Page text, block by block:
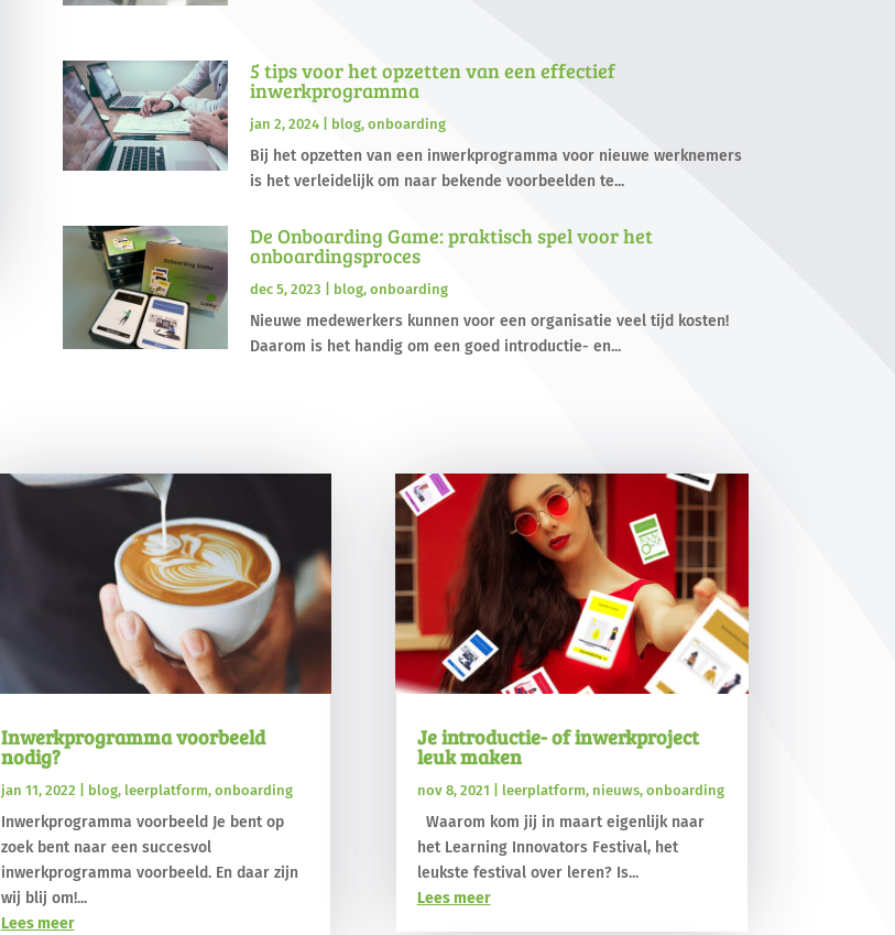
5 tips voor het opzetten van een effectief
inwerkprogramma
jan 2, 2024 blog,onboarding
Bij het opzetten van een inwerkprogramma voor nieuwe werknemers
is het verleidelijk om naar bekende voorbeelden te...
De Onboarding Game: praktisch spel voor het
onboardingsproces
dec 5, 2023 blog,onboarding
Nieuwe medewerkers kunnen voor een organisatie veel tijd kosten!
Daarom is het handig om een goed introductie- en...
Inwerkprogramma voorbeeld
nodig?
jan 11, 2022 blog, leerplatform, onboarding
Inwerkprogramma voorbeeld Je bent op
zoek bent naar een succesvol
inwerkprogramma voorbeeld. En daar zijn
wij blij om!...
Lees meer
Je introductie- of inwerkproject
leuk maken
nov 8, 2021 leerplatform, nieuws, onboarding
Waarom kom jij in maart eigenlijk naar
het Learning Innovators Festival, het
leukste festival over leren? Is...
Lees meer